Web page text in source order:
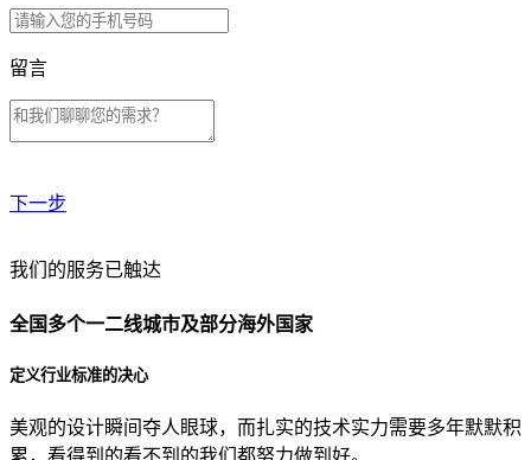
留言
下一步
贵公司预算范围是？
贵公司的团队规模是？
目前主要的营销渠道是？
我们的服务已触达
全国多个一二线城市及部分海外国家
定义行业标准的决心
美观的设计瞬间夺人眼球，而扎实的技术实力需要多年默默积
累，看得到的看不到的我们都努力做到好。